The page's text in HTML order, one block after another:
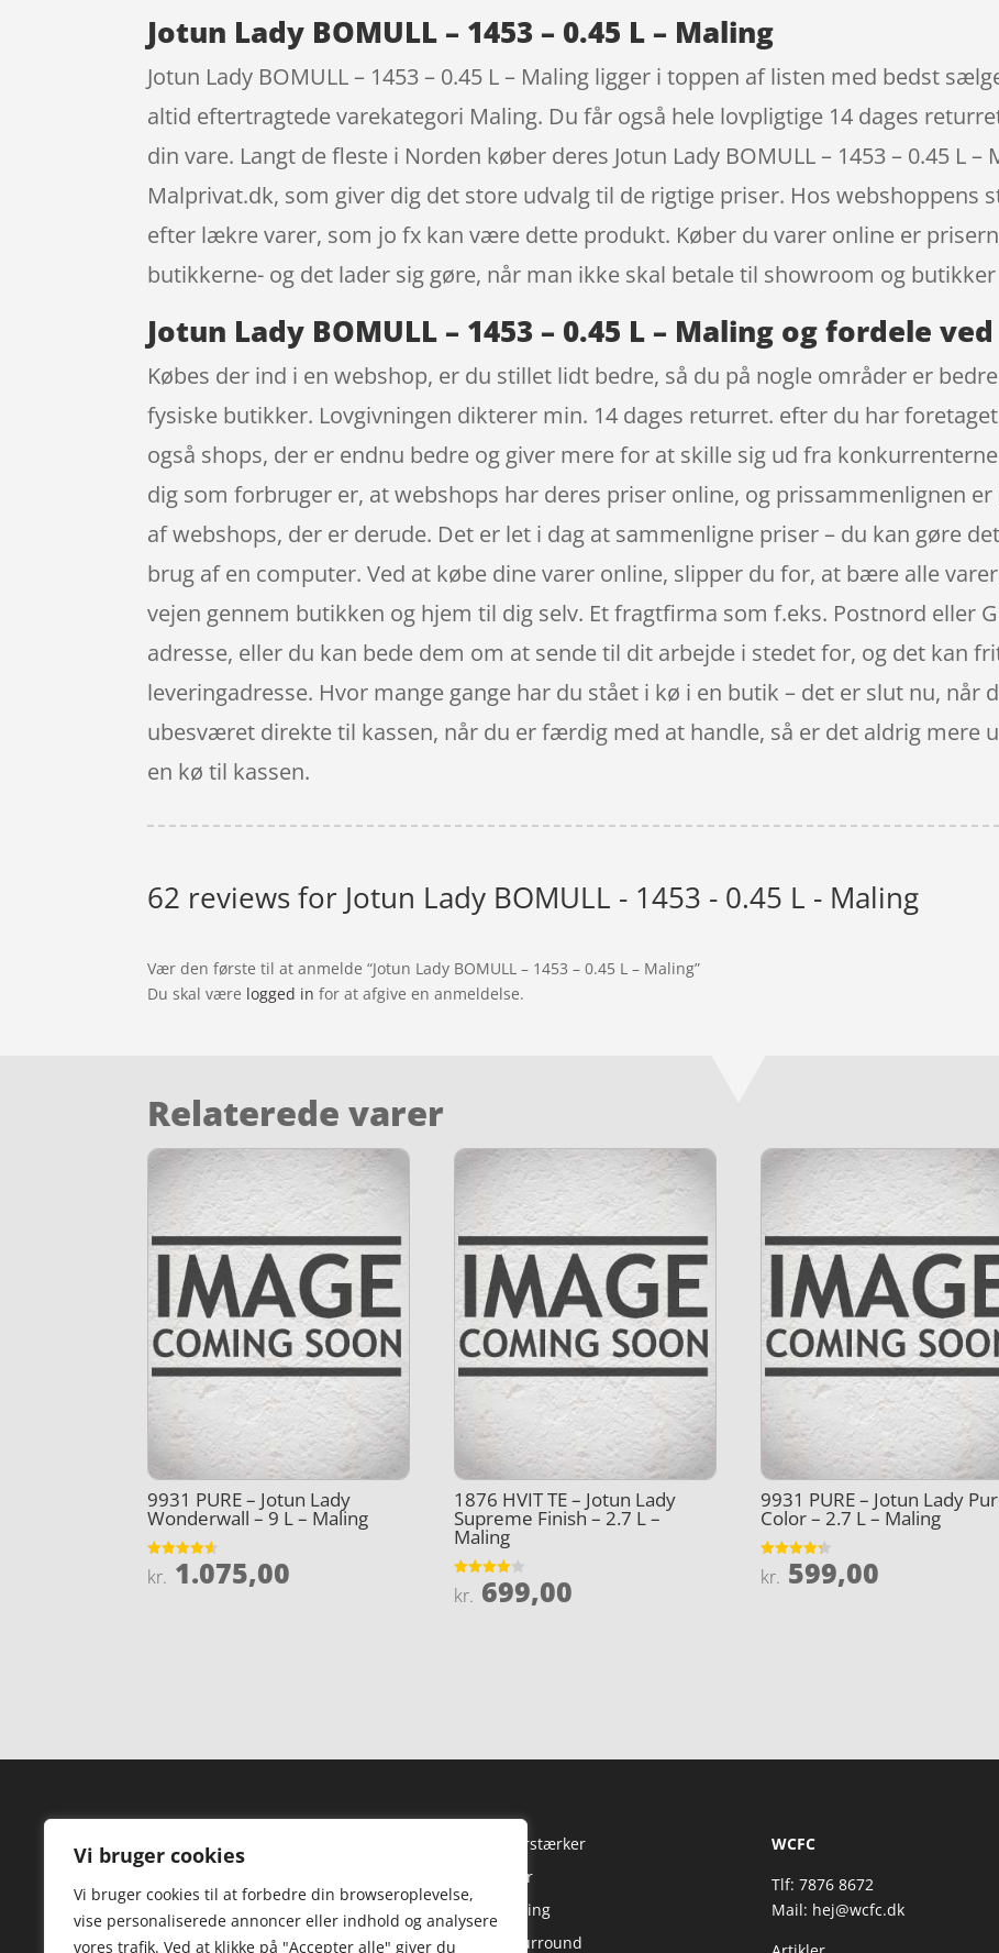
Vi bruger cookies
Vi bruger cookies til at forbedre din browseroplevelse,
vise personaliserede annoncer eller indhold og analysere
vores trafik. Ved at klikke på "Accepter alle" giver du
Jotun Lady BOMULL – 1453 – 0.45 L – Maling
Jotun Lady BOMULL – 1453 – 0.45 L – Maling ligger i toppen af listen med bedst
altid eftertragtede varekategori Maling. Du får også hele lovpligtige 14 dages
din vare. Langt de fleste i Norden køber deres Jotun Lady BOMULL – 1453 – 0.45 L
Malprivat.dk, som giver dig det store udvalg til de rigtige priser. Hos webshoppens
efter lækre varer, som jo fx kan være dette produkt. Køber du varer online er
butikkerne- og det lader sig gøre, når man ikke skal betale til showroom og
Jotun Lady BOMULL – 1453 – 0.45 L – Maling og fordele
Købes der ind i en webshop, er du stillet lidt bedre, så du på nogle områder er
fysiske butikker. Lovgivningen dikterer min. 14 dages returret. efter du har
også shops, der er endnu bedre og giver mere for at skille sig ud fra
dig som forbruger er, at webshops har deres priser online, og prissammenlignen
af webshops, der er derude. Det er let i dag at sammenligne priser – du kan gøre
brug af en computer. Ved at købe dine varer online, slipper du for, at bære alle
vejen gennem butikken og hjem til dig selv. Et fragtfirma som f.eks. Postnord eller
adresse, eller du kan bede dem om at sende til dit arbejde i stedet for, og det kan
leveringadresse. Hvor mange gange har du stået i kø i en butik – det er slut nu, når
ubesværet direkte til kassen, når du er færdig med at handle, så er det aldrig mere
en kø til kassen.
62 reviews for Jotun Lady BOMULL - 1453 - 0.45 L - Maling
Vær den første til at anmelde “Jotun Lady BOMULL – 1453 – 0.45 L – Maling”
Du skal være logged in for at afgive en anmeldelse.
Relaterede varer
9931 PURE – Jotun Lady
Wonderwall – 9 L – Maling
Vurderet
4.5
kr. 1.075,00
1876 HVIT TE – Jotun Lady
Supreme Finish – 2.7 L –
Maling
Vurderet
4
kr. 699,00
9931 PURE – Jotun Lady
Color – 2.7 L – Maling
Vurderet
4.3
kr. 599,00
Forside
Kontakt
HiFi Forstærker
Højtaler
Streaming
TV & Surround
WCFC
Tlf: 7876 8672
Mail: hej@wcfc.dk